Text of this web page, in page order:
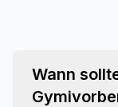
Wann